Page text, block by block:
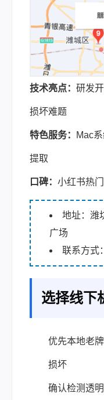
技术亮点： 研发
损坏难题
特色服务： Mac
提取
口碑： 小红书热
地址：潍
广场
联系方式
选择线下
优先本地老
损坏
确认检测透